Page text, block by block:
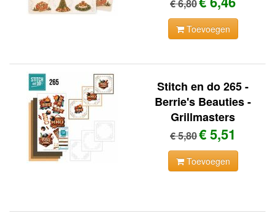
€ 6,80
Toevoegen
Stitch en do 265 -
Berrie's Beauties -
Grillmasters
€ 5,80€ 5,51
Toevoegen